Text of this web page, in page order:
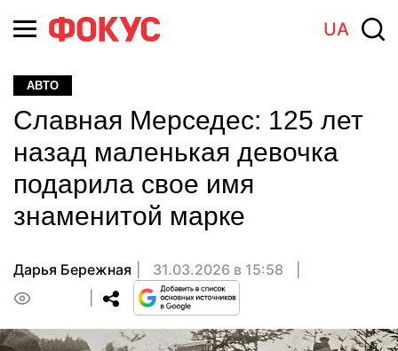
UA
АВТО
Славная Мерседес: 125 лет
назад маленькая девочка
подарила свое имя
знаменитой марке
Дарья Бережная
31.03.2026 в 15:58